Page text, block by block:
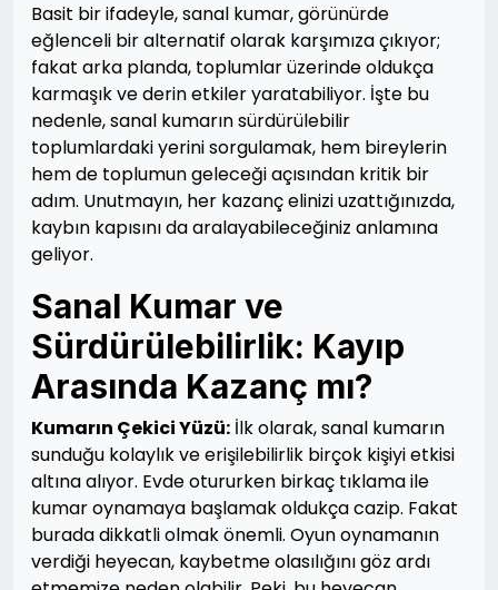
Basit bir ifadeyle, sanal kumar, görünürde
eğlenceli bir alternatif olarak karşımıza çıkıyor;
fakat arka planda, toplumlar üzerinde oldukça
karmaşık ve derin etkiler yaratabiliyor. İşte bu
nedenle, sanal kumarın sürdürülebilir
toplumlardaki yerini sorgulamak, hem bireylerin
hem de toplumun geleceği açısından kritik bir
adım. Unutmayın, her kazanç elinizi uzattığınızda,
kaybın kapısını da aralayabileceğiniz anlamına
geliyor.
Sanal Kumar ve
Sürdürülebilirlik: Kayıp
Arasında Kazanç mı?
Kumarın Çekici Yüzü: İlk olarak, sanal kumarın
sunduğu kolaylık ve erişilebilirlik birçok kişiyi etkisi
altına alıyor. Evde otururken birkaç tıklama ile
kumar oynamaya başlamak oldukça cazip. Fakat
burada dikkatli olmak önemli. Oyun oynamanın
verdiği heyecan, kaybetme olasılığını göz ardı